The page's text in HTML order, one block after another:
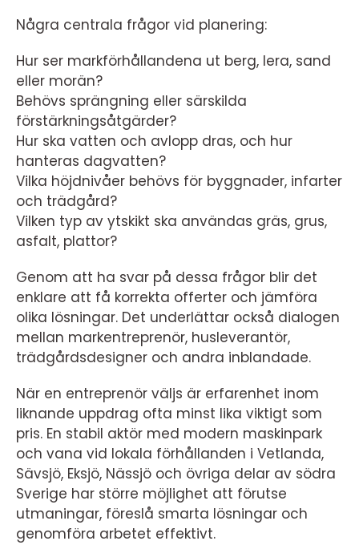
Några centrala frågor vid planering:
Hur ser markförhållandena ut berg, lera, sand
eller morän?
Behövs sprängning eller särskilda
förstärkningsåtgärder?
Hur ska vatten och avlopp dras, och hur
hanteras dagvatten?
Vilka höjdnivåer behövs för byggnader, infarter
och trädgård?
Vilken typ av ytskikt ska användas gräs, grus,
asfalt, plattor?
Genom att ha svar på dessa frågor blir det
enklare att få korrekta offerter och jämföra
olika lösningar. Det underlättar också dialogen
mellan markentreprenör, husleverantör,
trädgårdsdesigner och andra inblandade.
När en entreprenör väljs är erfarenhet inom
liknande uppdrag ofta minst lika viktigt som
pris. En stabil aktör med modern maskinpark
och vana vid lokala förhållanden i Vetlanda,
Sävsjö, Eksjö, Nässjö och övriga delar av södra
Sverige har större möjlighet att förutse
utmaningar, föreslå smarta lösningar och
genomföra arbetet effektivt.